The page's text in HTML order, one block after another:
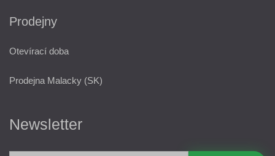
Prodejny
Otevírací doba
Prodejna Malacky (SK)
Newsletter